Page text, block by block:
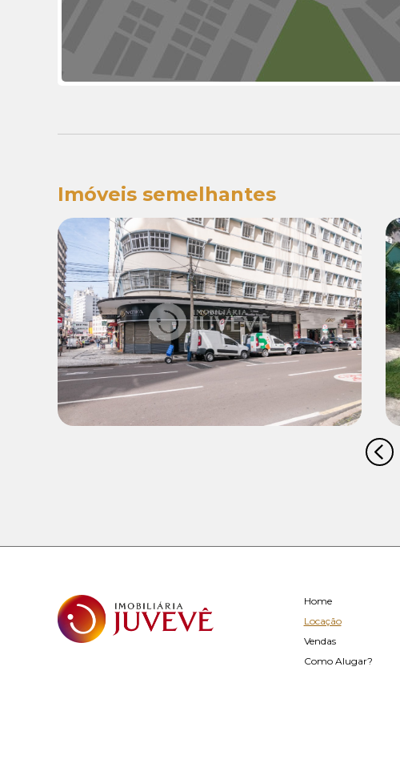
Imóveis semelhantes
Venda:
R$ 450.000,00
Home
Locação
Vendas
Como Alugar?